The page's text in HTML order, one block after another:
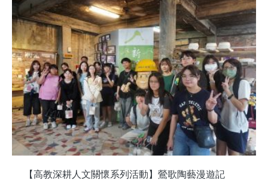
【高教深耕人文關懷系列活動】鶯歌陶藝漫遊記